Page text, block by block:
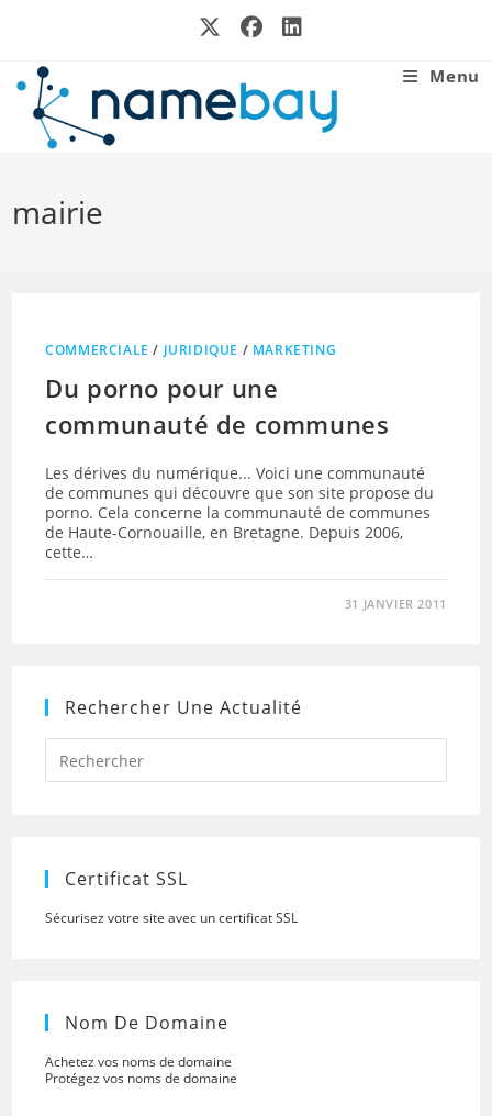
Menu
mairie
COMMERCIALE / JURIDIQUE / MARKETING
Du porno pour une
communauté de communes
Les dérives du numérique... Voici une communauté
de communes qui découvre que son site propose du
porno. Cela concerne la communauté de communes
de Haute-Cornouaille, en Bretagne. Depuis 2006,
cette…
31 JANVIER 2011
Rechercher Une Actualité
Press
to
Certificat SSL
Sécurisez votre site avec un certificat SSL
Nom De Domaine
Achetez vos noms de domaine
Protégez vos noms de domaine